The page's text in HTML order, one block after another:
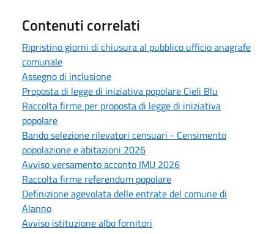
Contenuti correlati
Ripristino giorni di chiusura al pubblico ufficio anagrafe
comunale
Assegno di inclusione
Proposta di legge di iniziativa popolare Cieli Blu
Raccolta firme per proposta di legge di iniziativa
popolare
Bando selezione rilevatori censuari - Censimento
popolazione e abitazioni 2026
Avviso versamento acconto IMU 2026
Raccolta firme referendum popolare
Definizione agevolata delle entrate del comune di
Alanno
Avviso istituzione albo fornitori